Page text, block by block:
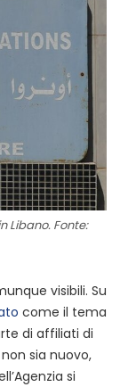
Libano. Fonte:
visibili. Su
come il tema
di affiliati di
sia nuovo,
si